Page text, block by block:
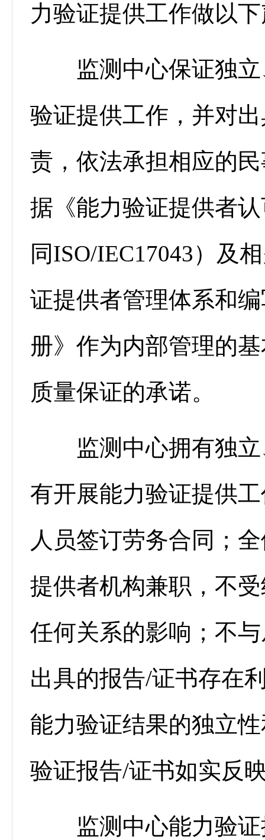
力验证提供工作做以
监测中心保证独立
验证提供工作，并对
责，依法承担相应的
据《能力验证提供者
同ISO/IEC17043）及
证提供者管理体系和
册》作为内部管理的
质量保证的承诺。
监测中心拥有独立
有开展能力验证提供
人员签订劳务合同；
提供者机构兼职，不
任何关系的影响；不
出具的报告/证书存在
能力验证结果的独立
验证报告/证书如实反
监测中心能力验证